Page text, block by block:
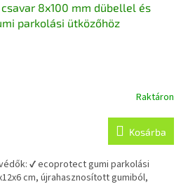
8x100 mm dübellel és
parkolási ütközőhöz
Raktáron
Kosárba
✔ ecoprotect gumi parkolási
cm, újrahasznosított gumiból,